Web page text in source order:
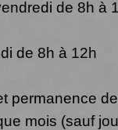
de 8h à
de 8h à 12h
permanence
mois (sauf